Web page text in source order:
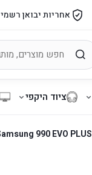
אחריות יבואן רשמי
ציוד היקפי